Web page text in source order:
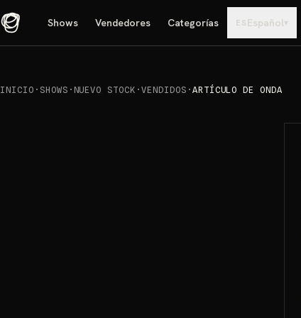
Shows Vendedores Categorías ES Español▾
INICIO · SHOWS · NUEVO STOCK ·VENDIDOS · ARTÍCULO DE ONDA